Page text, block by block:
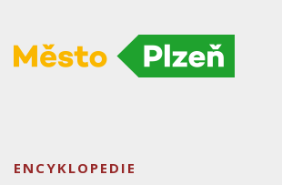
ENCYKLOPEDIE